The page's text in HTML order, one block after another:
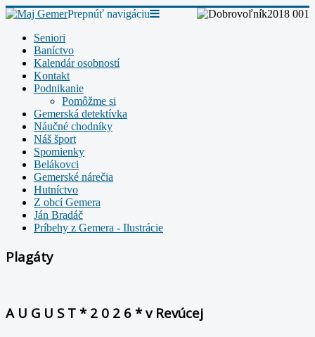
Prepnúť navigáciu
Seniori
Baníctvo
Kalendár osobností
Kontakt
Podnikanie
Pomôžme si
Gemerská detektívka
Náučné chodníky
Náš šport
Spomienky
Belákovci
Gemerské nárečia
Hutníctvo
Z obcí Gemera
Ján Bradáč
Príbehy z Gemera - Ilustrácie
Plagáty
A U G U S T * 2 0 2 6 * v Revúcej